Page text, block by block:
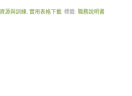
源與訓練,實用表格下載 標籤:職務說明書